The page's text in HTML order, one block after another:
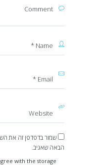
שמור בדפדפן זה את
הבאה שאגיב.
with the storage